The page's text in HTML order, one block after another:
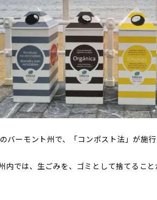
バーモント州で、「コンポスト法」が施行
内では、生ごみを、ゴミとして捨てること